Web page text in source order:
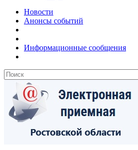
Новости
Анонсы событий
Информационные сообщения